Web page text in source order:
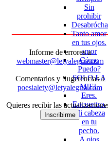
Sin
prohibir
Tanto amor
en tus ojos.
amor
Cómo
Puedo?
SOLO LA
MIEL
Eres.
Encuentro.
Mi cabeza
en tu
pecho.
A ojos
Informe de errores a
webmaster@letyalegria.com
Comentarios y Sugerencias a
poesialety@letyalegria.com
Quieres recibir las
Inscribirme